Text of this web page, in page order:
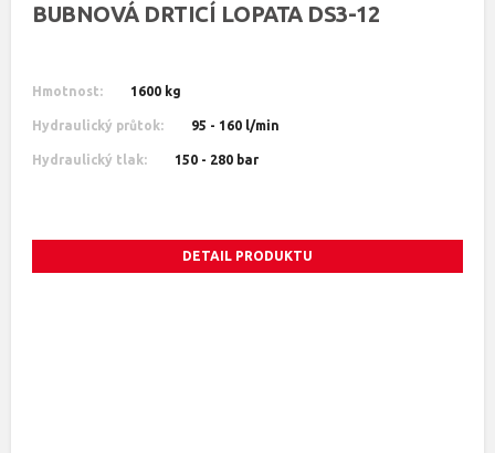
BUBNOVÁ DRTICÍ LOPATA DS3-12
Hmotnost: 1600 kg
Hydraulický průtok: 95 - 160 l/min
Hydraulický tlak: 150 - 280 bar
DETAIL PRODUKTU